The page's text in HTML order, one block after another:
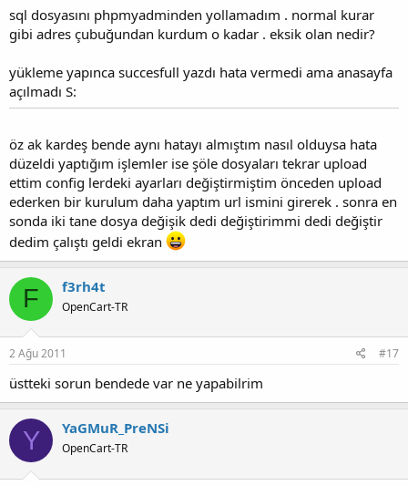
sql dosyasını phpmyadminden yollamadım . normal kurar
gibi adres çubuğundan kurdum o kadar . eksik olan nedir?
yükleme yapınca succesfull yazdı hata vermedi ama anasayfa
açılmadı S:
öz ak kardeş bende aynı hatayı almıştım nasıl olduysa hata
düzeldi yaptığım işlemler ise şöle dosyaları tekrar upload
ettim config lerdeki ayarları değiştirmiştim önceden upload
ederken bir kurulum daha yaptım url ismini girerek . sonra en
sonda iki tane dosya değişik dedi değiştirimmi dedi değiştir
dedim çalıştı geldi ekran
F f3rh4t
OpenCart-TR
2 Ağu 2011 #17
üstteki sorun bendede var ne yapabilrim
Y YaGMuR_PreNSi
OpenCart-TR